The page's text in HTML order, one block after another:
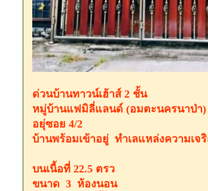
ด่วนบ้านทาวน์​เฮ้าส์​ 2​ ชั้น​
​หมู่บ้านแฟมิลี่แลนด์​ (อมตะนครนาป่า)
อยุ่ซอย 4/2
บ้านพร้อมเข้าอยู่​ ทำเลแหล่งความเ
บนเนื้อที่ 22.5 ตรว
ขนาด 3​ ห้องนอน​